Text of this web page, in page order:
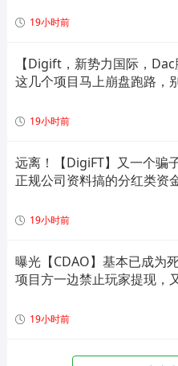
19小时前
【Digift，新势力国际，Dac
这几个项目马上崩盘跑路，
19小时前
远离！【DigiFT】又一个骗
正规公司资料搞的分红类资
19小时前
曝光【CDAO】基本已成为
项目方一边禁止玩家提现，
19小时前